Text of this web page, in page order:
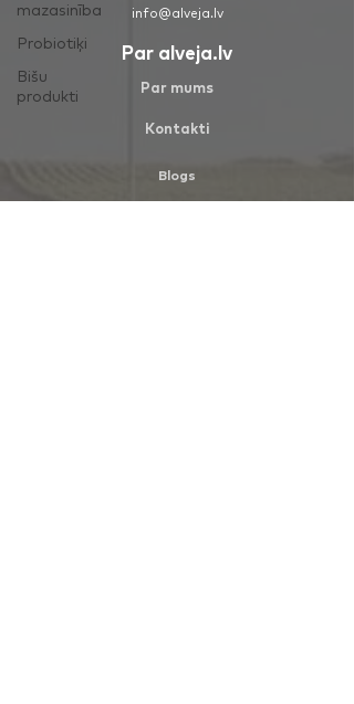
mazasinība
Probiotiķi
Bišu
produkti
info@alveja.lv
Par alveja.lv
Kontakti
Par mums
Blogs